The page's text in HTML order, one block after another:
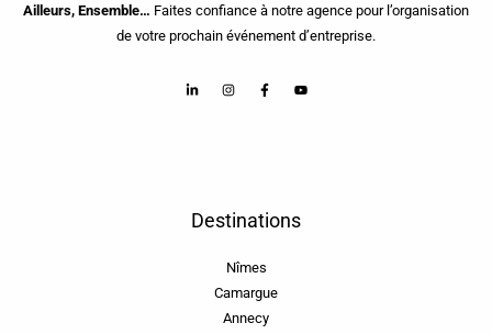
Ailleurs, Ensemble… Faites confiance à notre agence pour l’organisation
de votre prochain événement d’entreprise.
Destinations
Nîmes
Camargue
Annecy